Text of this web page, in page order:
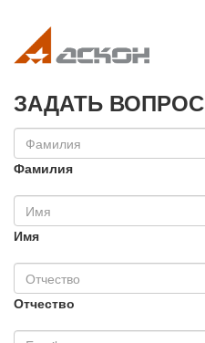
ЗАДАТЬ ВОПРОС
Фамилия
Имя
Отчество